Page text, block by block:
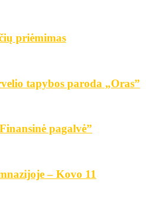
priėmimas
tapybos paroda „Oras”
pagalvė”
– Kovo 11